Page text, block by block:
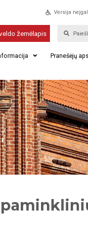
Versija
žemėlapis
Pranešėjų